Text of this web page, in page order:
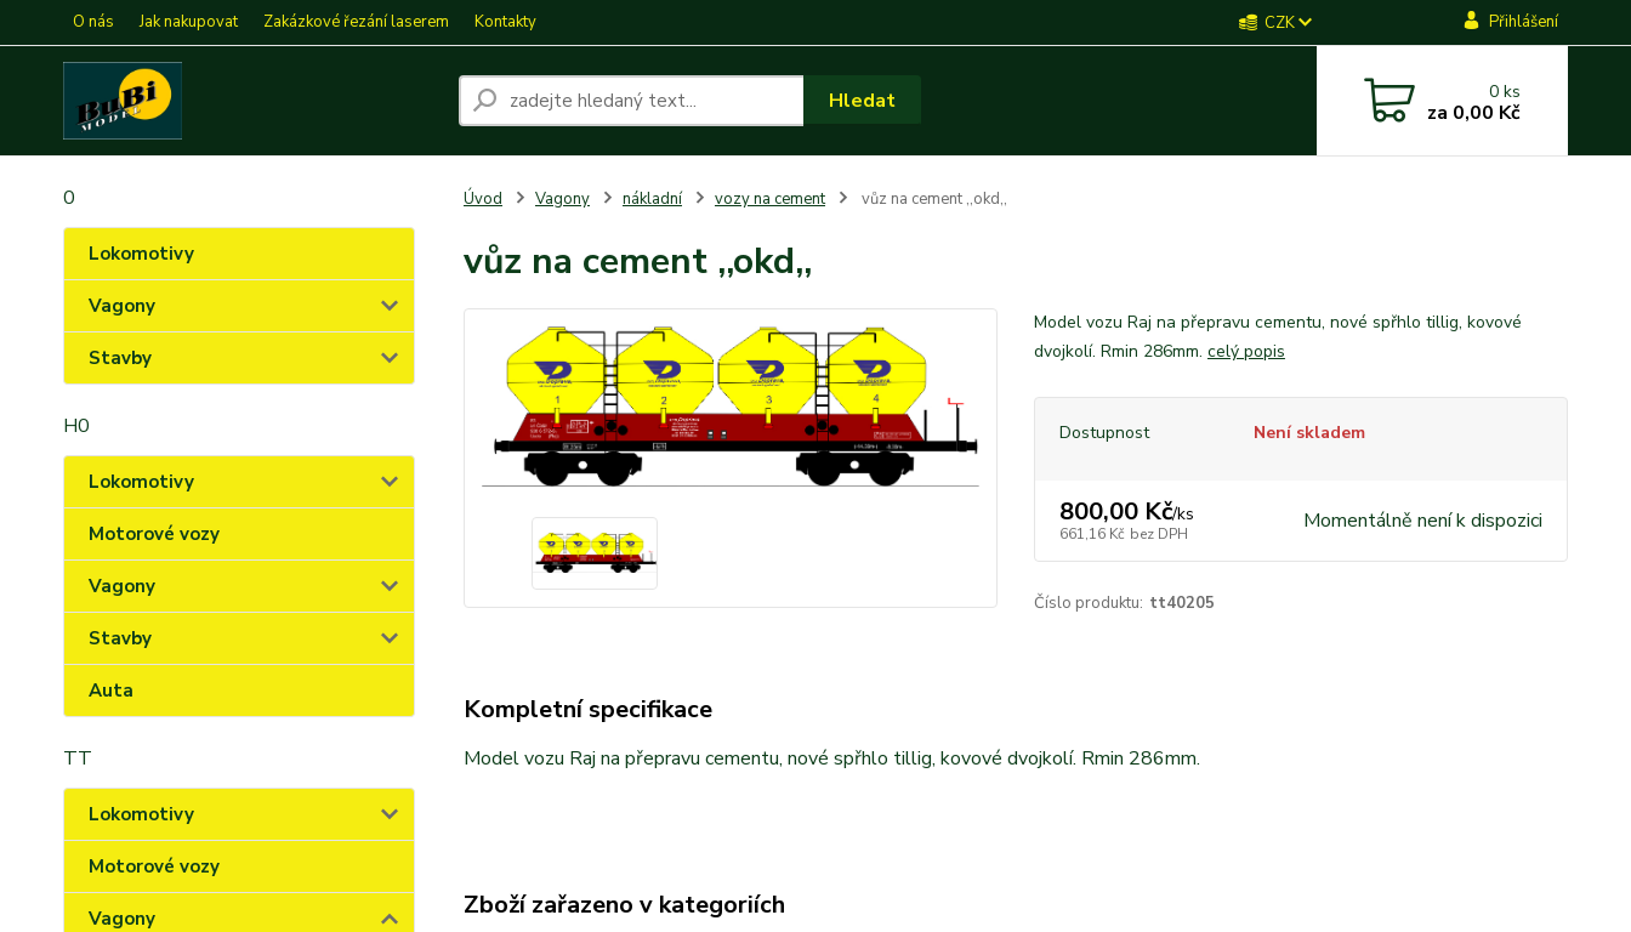
O nás Jak nakupovat Zakázkové řezání laserem Kontakty CZK Přihlášení
Hledat 0ks
za 0,00 Kč
0
Lokomotivy
Vagony
Stavby
H0
Lokomotivy
Motorové vozy
Vagony
Stavby
Auta
TT
Lokomotivy
Motorové vozy
Vagony
Úvod Vagony nákladní vozy na cement vůz na cement ,,okd,,
vůz na cement ,,okd,,
Model vozu Raj na přepravu cementu, nové spřhlo tillig, kovové
dvojkolí. Rmin 286mm. celý popis
Dostupnost Není skladem
800,00 Kč/ks
661,16 Kč bez DPH Momentálně není k dispozici
Číslo produktu: tt40205
Kompletní specifikace
Model vozu Raj na přepravu cementu, nové spřhlo tillig, kovové dvojkolí. Rmin 286mm.
Zboží zařazeno v kategoriích